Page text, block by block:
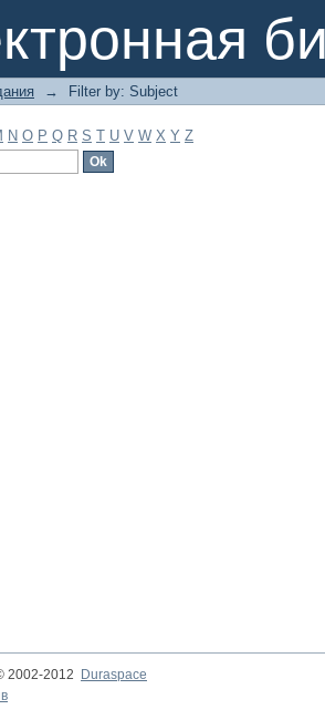
→ Filter by: Subject
N O P Q R S T U V W X Y Z
2002-2012
Duraspace